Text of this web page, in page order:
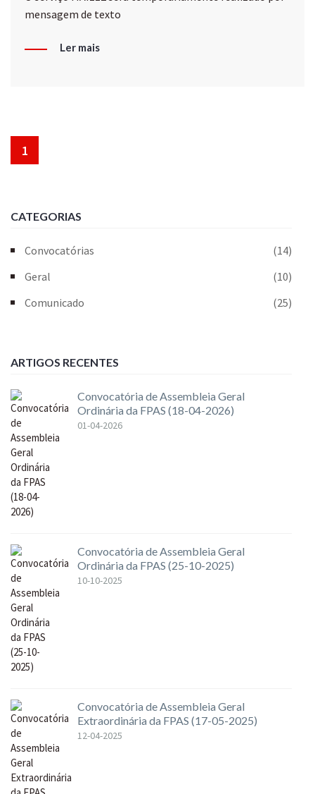
mensagem de texto
Ler mais
1
CATEGORIAS
Convocatórias
(14)
Geral
(10)
Comunicado
(25)
ARTIGOS RECENTES
Convocatória de Assembleia Geral
Ordinária da FPAS (18-04-2026)
01-04-2026
Convocatória de Assembleia Geral
Ordinária da FPAS (25-10-2025)
10-10-2025
Convocatória de Assembleia Geral
Extraordinária da FPAS (17-05-2025)
12-04-2025